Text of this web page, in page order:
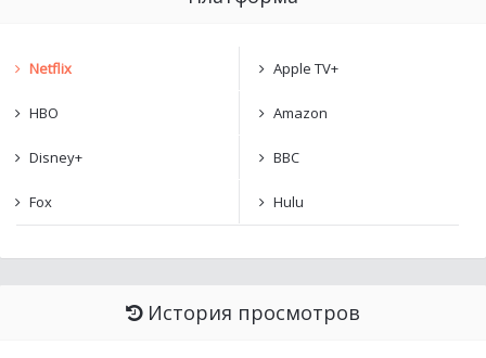
Netflix Apple TV+
HBO Amazon
Disney+ BBC
Fox Hulu
История просмотров